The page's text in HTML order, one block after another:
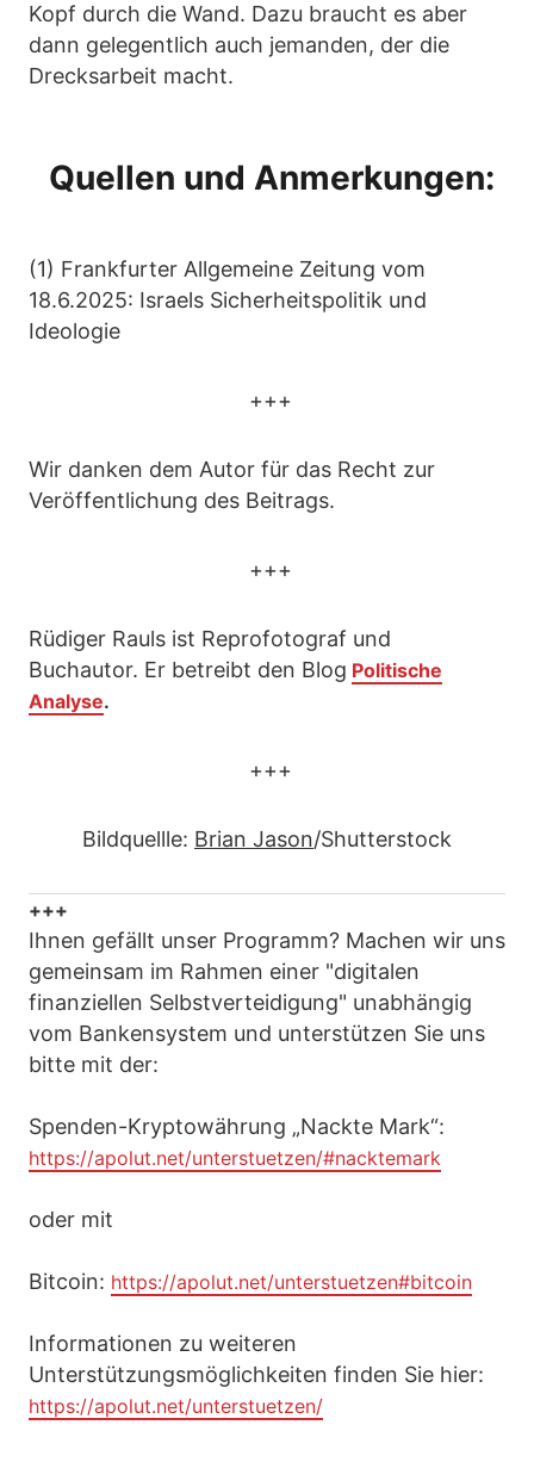
Kopf durch die Wand. Dazu braucht es aber
dann gelegentlich auch jemanden, der die
Drecksarbeit macht.
Quellen und Anmerkungen:
(1) Frankfurter Allgemeine Zeitung vom
18.6.2025: Israels Sicherheitspolitik und
Ideologie
+++
Wir danken dem Autor für das Recht zur
Veröffentlichung des Beitrags.
+++
Rüdiger Rauls ist Reprofotograf und
Buchautor. Er betreibt den Blog Politische
Analyse.
+++
Bildquellle: Brian Jason/Shutterstock
+++
Ihnen gefällt unser Programm? Machen wir uns
gemeinsam im Rahmen einer "digitalen
finanziellen Selbstverteidigung" unabhängig
vom Bankensystem und unterstützen Sie uns
bitte mit der:
Spenden-Kryptowährung „Nackte Mark“:
https://apolut.net/unterstuetzen/#nacktemark
oder mit
Bitcoin: https://apolut.net/unterstuetzen#bitcoin
Informationen zu weiteren
Unterstützungsmöglichkeiten finden Sie hier:
https://apolut.net/unterstuetzen/